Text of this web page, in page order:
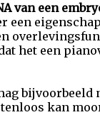
van een
een
het een
kan